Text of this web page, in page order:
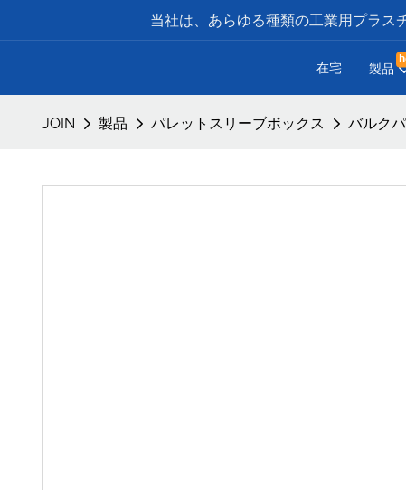
当社は、あらゆる種類の工業用プラス
在宅 製品
JOIN 製品 パレットスリーブボックス バルク